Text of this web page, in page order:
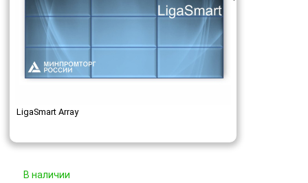
LigaSmart Array
В наличии